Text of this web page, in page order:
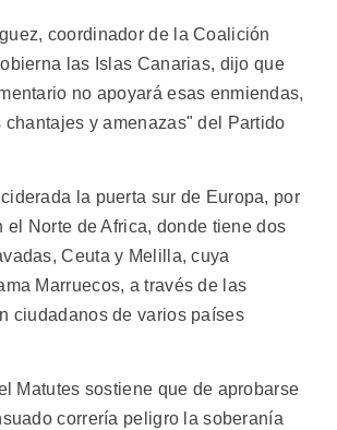
coordinador de la Coalición
las Islas Canarias, dijo que
no apoyará esas enmiendas,
chantajes y amenazas" del Partido
la puerta sur de Europa, por
el Norte de Africa, donde tiene dos
Ceuta y Melilla, cuya
Marruecos, a través de las
ciudadanos de varios países
Matutes sostiene que de aprobarse
correría peligro la soberanía